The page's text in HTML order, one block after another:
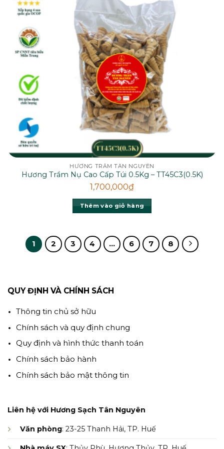
HƯƠNG TRẦM TÂN NGUYÊN
Hương Trầm Nụ Cao Cấp Túi 0.5Kg – TT45C3(0.5K)
1,700,000₫
Thêm vào giỏ hàng
1 2 3 4 … 6 7 8
QUY ĐỊNH VÀ CHÍNH SÁCH
Thông tin chủ sở hữu
Chính sách và quy định chung
Quy định và hình thức thanh toán
Chính sách bảo hành
Chính sách bảo mật thông tin
Liên hệ với Hương Sạch Tân Nguyên
Văn phòng: 23-25 Thanh Hải, TP. Huế